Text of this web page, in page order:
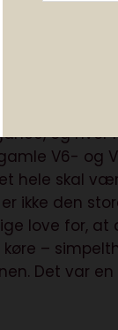
og
V6- og
hele skal
ikke den
love for, at
–
Det var